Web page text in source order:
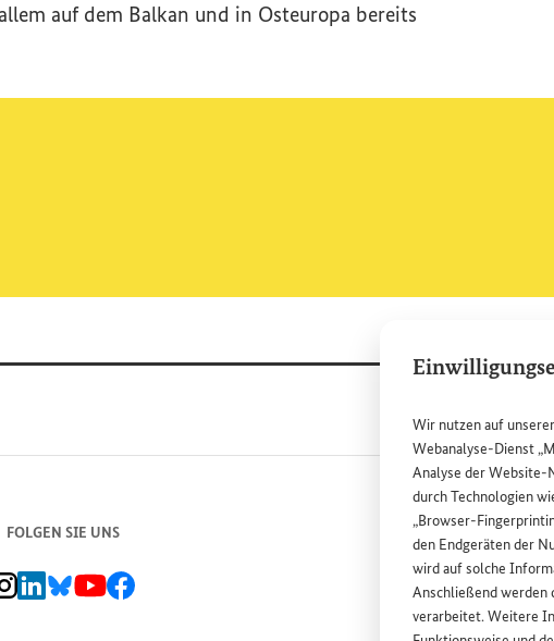
Wir nutzen auf unserer
Webanalyse-Dienst
Analyse derWebsite-
durch Technologien
„Browser-
den Endgeräten der
wird auf solche
Anschließend werden
verarbeitet. Weitere
auf dem Balkan und in Osteuropa bereits
FOLGEN SIE UNS
Instagram-Kanal, Externer Link
BMZ LinkedIn Unternehmensseite, Externer Link
BMZ Bluesky-Seite, Externer Link
BMZ Youtube-Kanal, Externer Link
BMZ Facebook-Seite, Externer Link